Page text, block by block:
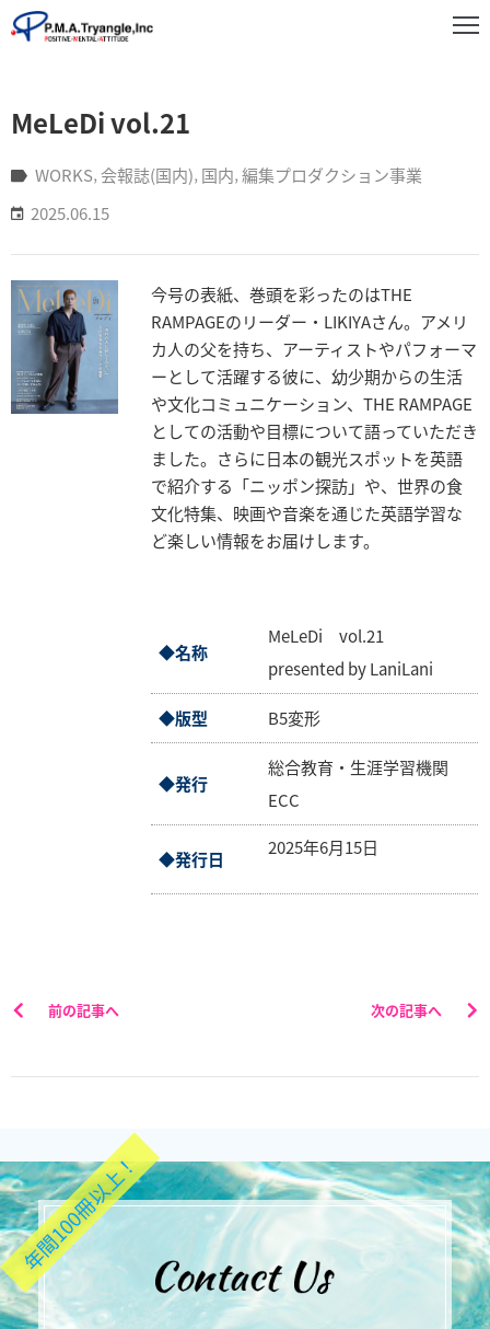
MeLeDi vol.21
WORKS‚ 会報誌(国内)‚ 国内‚編集プロダクション事業
2025.06.15
今号の表紙、巻頭を彩ったのはTHE
RAMPAGEのリーダー・LIKIYAさん。アメリ
カ人の父を持ち、アーティストやパフォーマ
ーとして活躍する彼に、幼少期からの生活
や文化コミュニケーション、THE RAMPAGE
としての活動や目標について語っていただき
ました。さらに日本の観光スポットを英語
で紹介する「ニッポン探訪」や、世界の食
文化特集、映画や音楽を通じた英語学習な
ど楽しい情報をお届けします。
◆名称
MeLeDi vol.21
presented by LaniLani
◆版型 B5変形
◆発行
総合教育・生涯学習機関
ECC
◆発行日
2025年6月15日
前の記事へ 次の記事へ
年間100冊以上！